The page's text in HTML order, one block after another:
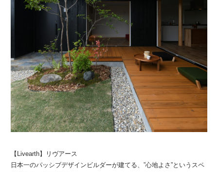
【Livearth】リヴアース
日本一のパッシブデザインビルダーが建てる、”心地よさ”というスペ